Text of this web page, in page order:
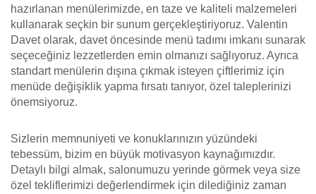
hazırlanan menülerimizde, en taze ve kaliteli malzemeleri
kullanarak seçkin bir sunum gerçekleştiriyoruz. Valentin
Davet olarak, davet öncesinde menü tadımı imkanı sunarak
seçeceğiniz lezzetlerden emin olmanızı sağlıyoruz. Ayrıca
standart menülerin dışına çıkmak isteyen çiftlerimiz için
menüde değişiklik yapma fırsatı tanıyor, özel taleplerinizi
önemsiyoruz.
Sizlerin memnuniyeti ve konuklarınızın yüzündeki
tebessüm, bizim en büyük motivasyon kaynağımızdır.
Detaylı bilgi almak, salonumuzu yerinde görmek veya size
özel tekliflerimizi değerlendirmek için dilediğiniz zaman